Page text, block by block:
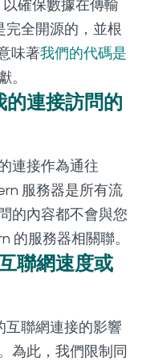
確保數據在傳輸
全開源的，並根
味著我們的代碼是
。
連接訪問的
連接作為通往
服務器是所有流
的內容都不會與您
的服務器相關聯。
聯網速度或
聯網連接的影響
為此，我們限制同